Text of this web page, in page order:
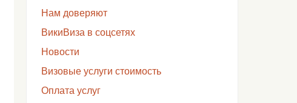
Нам доверяют
ВикиВиза в соцсетях
Новости
Визовые услуги стоимость
Оплата услуг